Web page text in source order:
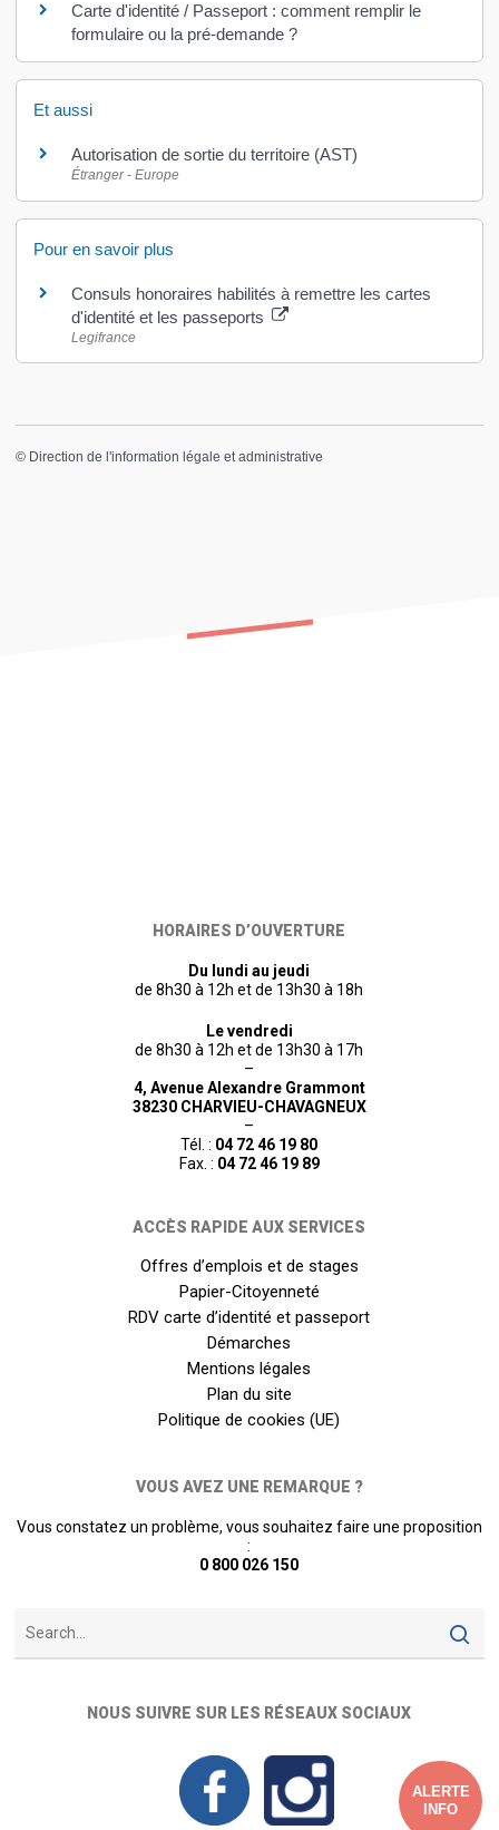
Carte d'identité / Passeport : comment remplir le
formulaire ou la pré-demande ?
Et aussi
Autorisation de sortie du territoire (AST)
Étranger - Europe
Pour en savoir plus
Consuls honoraires habilités à remettre les cartes
d'identité et les passeports
Legifrance
© Direction de l'information légale et administrative
HORAIRES D’OUVERTURE
Du lundi au jeudi
de 8h30 à 12h et de 13h30 à 18h
Le vendredi
de 8h30 à 12h et de 13h30 à 17h
–
4, Avenue Alexandre Grammont
38230 CHARVIEU-CHAVAGNEUX
–
Tél. : 04 72 46 19 80
Fax. : 04 72 46 19 89
ACCÈS RAPIDE AUX SERVICES
Offres d’emplois et de stages
Papier-Citoyenneté
RDV carte d’identité et passeport
Démarches
Mentions légales
Plan du site
Politique de cookies (UE)
VOUS AVEZ UNE REMARQUE ?
Vous constatez un problème, vous souhaitez faire une proposition
:
0 800 026 150
NOUS SUIVRE SUR LES RÉSEAUX SOCIAUX
ALERTE
INFO